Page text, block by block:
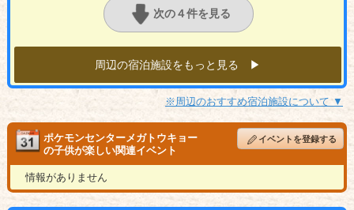
次の４件を見る
周辺の宿泊施設をもっと見る ▶︎
※周辺のおすすめ宿泊施設について ▼
ポケモンセンターメガトウキョー
の子供が楽しい関連イベント
イベントを登録する
情報がありません